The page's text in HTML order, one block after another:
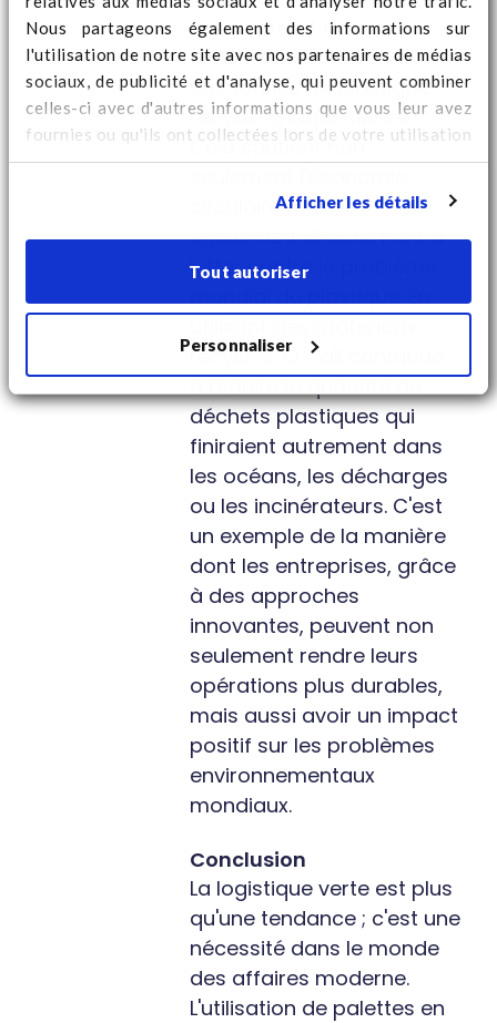
Nous partageons également des informations sur
l'utilisation de notre site avec nos partenaires de médias
sociaux, de publicité et d'analyse, qui peuvent combiner
celles-ci avec d'autres informations que vous leur avez
fournies ou qu'ils ont collectées lors de votre utilisation
de leurs services. Regardezicipour des informations
Afficher les détails
Tout autoriser
Personnaliser
nous permet de
consommer environ 30
000 tonnes de plastique
recyclé chaque année.
Cela soutient non
circulaire mais contribue
également directement à
lutter contre le problème
mondial du plastique. En
recyclés, Q-Pall contribue
à réduire la quantité de
déchets plastiques qui
finiraient autrement dans
les océans, les décharges
ou les incinérateurs. C'est
un exemple de la manière
dont les entreprises, grâce
à des approches
innovantes, peuvent non
seulement rendre leurs
opérations plus durables,
mais aussi avoir un impact
positif sur les problèmes
environnementaux
mondiaux.
Conclusion
La logistique verte est plus
qu'une tendance ; c'est une
nécessité dans le monde
des affaires moderne.
L'utilisation de palettes en